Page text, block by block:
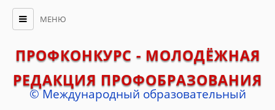
МЕНЮ
ПРОФКОНКУРС - МОЛОДЁЖНАЯ
РЕДАКЦИЯ ПРОФОБРАЗОВАНИЯ
© Международный образовательный